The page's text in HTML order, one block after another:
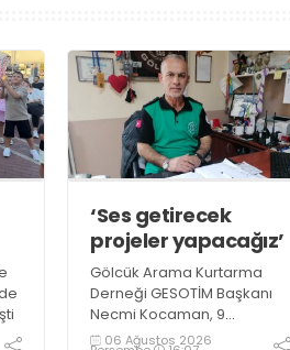
‘Ses getirecek
projeler yapacağız’
Gölcük Arama Kurtarma
Derneği GESOTİM Başkanı
Necmi Kocaman, 9
Ağustos’ta gerçekleşecek
06 Ağustos 2026